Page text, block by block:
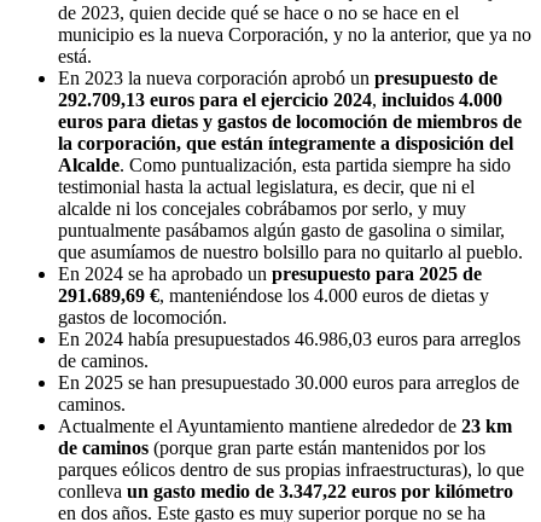
de 2023, quien decide qué se hace o no se hace en el
municipio es la nueva Corporación, y no la anterior, que ya no
está.
En 2023 la nueva corporación aprobó un presupuesto de
292.709,13 euros para el ejercicio 2024, incluidos 4.000
euros para dietas y gastos de locomoción de miembros de
la corporación, que están íntegramente a disposición del
Alcalde. Como puntualización, esta partida siempre ha sido
testimonial hasta la actual legislatura, es decir, que ni el
alcalde ni los concejales cobrábamos por serlo, y muy
puntualmente pasábamos algún gasto de gasolina o similar,
que asumíamos de nuestro bolsillo para no quitarlo al pueblo.
En 2024 se ha aprobado un presupuesto para 2025 de
291.689,69 €, manteniéndose los 4.000 euros de dietas y
gastos de locomoción.
En 2024 había presupuestados 46.986,03 euros para arreglos
de caminos.
En 2025 se han presupuestado 30.000 euros para arreglos de
caminos.
Actualmente el Ayuntamiento mantiene alrededor de 23 km
de caminos (porque gran parte están mantenidos por los
parques eólicos dentro de sus propias infraestructuras), lo que
conlleva un gasto medio de 3.347,22 euros por kilómetro
en dos años. Este gasto es muy superior porque no se ha